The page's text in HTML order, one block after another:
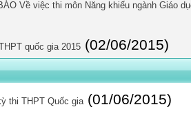
Về việc thi môn Năng khiếu ngành Giáo
quốc gia 2015 (02/06/2015)
thi THPT Quốc gia (01/06/2015)